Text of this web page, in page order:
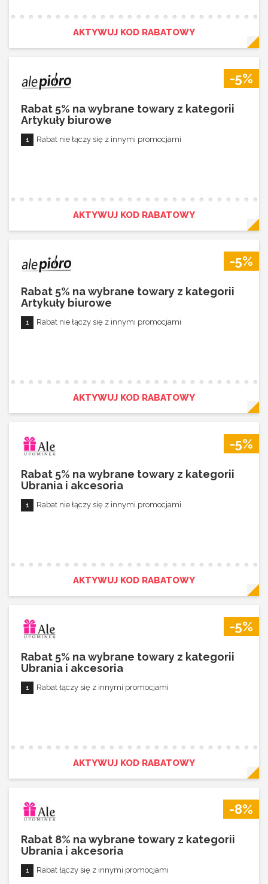
AKTYWUJ KOD RABATOWY
-5%
Rabat 5% na wybrane towary z kategorii
Artykuły biurowe
Rabat nie łączy się z innymi promocjami
AKTYWUJ KOD RABATOWY
-5%
Rabat 5% na wybrane towary z kategorii
Artykuły biurowe
Rabat nie łączy się z innymi promocjami
AKTYWUJ KOD RABATOWY
-5%
Rabat 5% na wybrane towary z kategorii
Ubrania i akcesoria
Rabat nie łączy się z innymi promocjami
AKTYWUJ KOD RABATOWY
-5%
Rabat 5% na wybrane towary z kategorii
Ubrania i akcesoria
Rabat łączy się z innymi promocjami
AKTYWUJ KOD RABATOWY
-8%
Rabat 8% na wybrane towary z kategorii
Ubrania i akcesoria
Rabat łączy się z innymi promocjami